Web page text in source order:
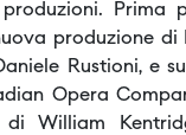
Prima
produzione di
Rustioni, e
Opera
di William